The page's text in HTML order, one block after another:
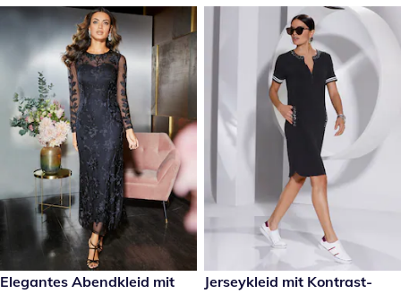
219,00 €
Elegantes Abendkleid mit
59,99 €
Jerseykleid mit Kontrast-